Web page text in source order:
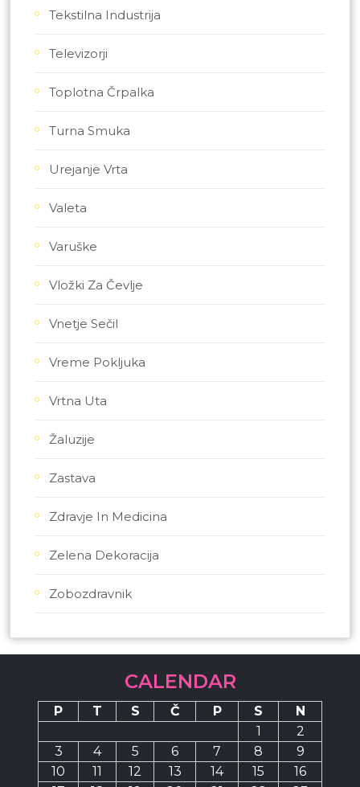
Tekstilna Industrija
Televizorji
Toplotna Črpalka
Turna Smuka
Urejanje Vrta
Valeta
Varuške
Vložki Za Čevlje
Vnetje Sečil
Vreme Pokljuka
Vrtna Uta
Žaluzije
Zastava
Zdravje In Medicina
Zelena Dekoracija
Zobozdravnik
CALENDAR
P T S Č P S
N
1
2
3
4 5 6 7 8
9
10
11 12 13 14 15
16